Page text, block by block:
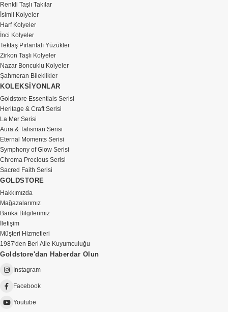
Renkli Taşlı Takılar
İsimli Kolyeler
Harf Kolyeler
İnci Kolyeler
Tektaş Pırlantalı Yüzükler
Zirkon Taşlı Kolyeler
Nazar Boncuklu Kolyeler
Şahmeran Bileklikler
KOLEKSİYONLAR
Goldstore Essentials Serisi
Heritage & Craft Serisi
La Mer Serisi
Aura & Talisman Serisi
Eternal Moments Serisi
Symphony of Glow Serisi
Chroma Precious Serisi
Sacred Faith Serisi
GOLDSTORE
Hakkımızda
Mağazalarımız
Banka Bilgilerimiz
İletişim
Müşteri Hizmetleri
1987'den Beri Aile Kuyumculuğu
Goldstore'dan Haberdar Olun
Instagram
Facebook
Youtube